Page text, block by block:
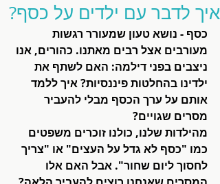
איך לדבר עם ילדים על כסף?
כסף - נושא טעון שמעורר רגשות
מעורבים אצל רבים מאתנו. כהורים, אנו
ניצבים בפני דילמה: האם לשתף את
ילדינו בהחלטות פיננסיות? איך ללמד
אותם על ערך הכסף מבלי להעביר
מסרים שגויים?
מהילדות שלנו, כולנו זוכרים משפטים
כמו "כסף לא גדל על העצים" או "צריך
לחסוך ליום שחור". אבל האם אלו